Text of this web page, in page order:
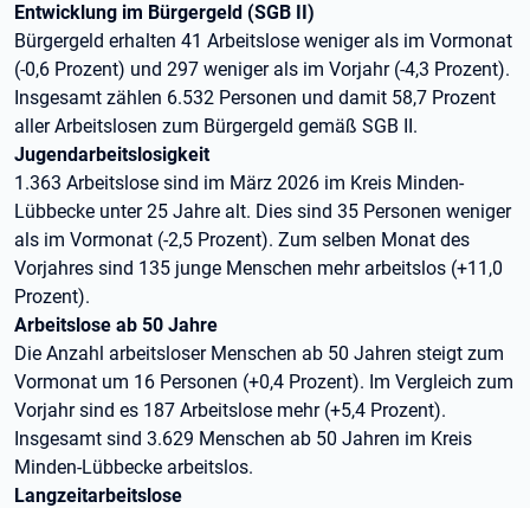
Entwicklung im Bürgergeld (SGB II)
Bürgergeld erhalten 41 Arbeitslose weniger als im Vormonat
(-0,6 Prozent) und 297 weniger als im Vorjahr (-4,3 Prozent).
Insgesamt zählen 6.532 Personen und damit 58,7 Prozent
aller Arbeitslosen zum Bürgergeld gemäß SGB II.
Jugendarbeitslosigkeit
1.363 Arbeitslose sind im März 2026 im Kreis Minden-
Lübbecke unter 25 Jahre alt. Dies sind 35 Personen weniger
als im Vormonat (-2,5 Prozent). Zum selben Monat des
Vorjahres sind 135 junge Menschen mehr arbeitslos (+11,0
Prozent).
Arbeitslose ab 50 Jahre
Die Anzahl arbeitsloser Menschen ab 50 Jahren steigt zum
Vormonat um 16 Personen (+0,4 Prozent). Im Vergleich zum
Vorjahr sind es 187 Arbeitslose mehr (+5,4 Prozent).
Insgesamt sind 3.629 Menschen ab 50 Jahren im Kreis
Minden-Lübbecke arbeitslos.
Langzeitarbeitslose